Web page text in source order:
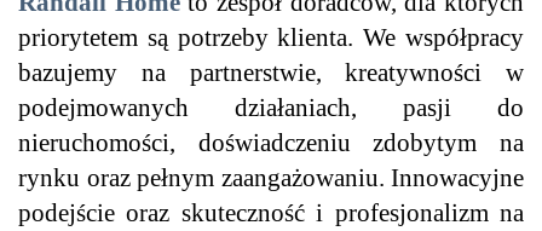
priorytetem są potrzeby klienta. We współpracy
bazujemy na partnerstwie, kreatywności w
podejmowanych działaniach, pasji do
nieruchomości, doświadczeniu zdobytym na
rynku oraz pełnym zaangażowaniu. Innowacyjne
podejście oraz skuteczność i profesjonalizm na